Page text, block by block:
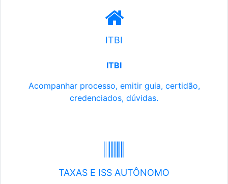
ITBI
ITBI
Acompanhar processo, emitir guia, certidão,
credenciados, dúvidas.
TAXAS E ISS AUTÔNOMO